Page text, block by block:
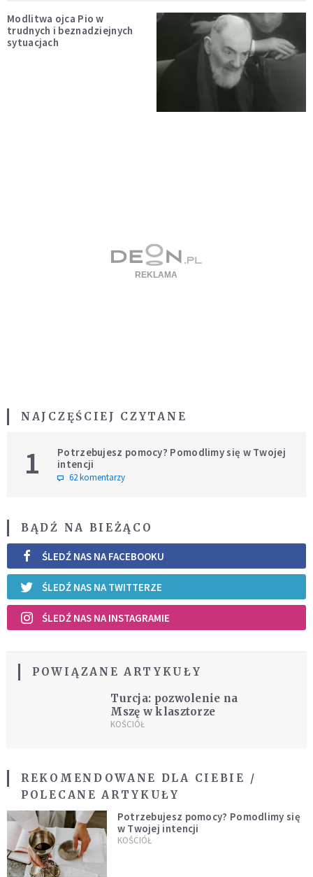
Modlitwa ojca Pio w
trudnych i beznadziejnych
sytuacjach
NAJCZĘŚCIEJ CZYTANE
1
Potrzebujesz pomocy? Pomodlimy się w Twojej
intencji
62 komentarzy
BĄDŹ NA BIEŻĄCO
ŚLEDŹ NAS NA FACEBOOKU
ŚLEDŹ NAS NA TWITTERZE
ŚLEDŹ NAS NA INSTAGRAMIE
POWIĄZANE ARTYKUŁY
Turcja: pozwolenie na
Mszę w klasztorze
KOŚCIÓŁ
REKOMENDOWANE DLA CIEBIE /
POLECANE ARTYKUŁY
Potrzebujesz pomocy? Pomodlimy się
w Twojej intencji
KOŚCIÓŁ